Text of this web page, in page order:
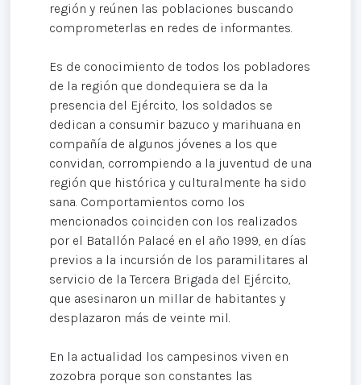
región y reúnen las poblaciones buscando
comprometerlas en redes de informantes.
Es de conocimiento de todos los pobladores
de la región que dondequiera se da la
presencia del Ejército, los soldados se
dedican a consumir bazuco y marihuana en
compañía de algunos jóvenes a los que
convidan, corrompiendo a la juventud de una
región que histórica y culturalmente ha sido
sana. Comportamientos como los
mencionados coinciden con los realizados
por el Batallón Palacé en el año 1999, en días
previos a la incursión de los paramilitares al
servicio de la Tercera Brigada del Ejército,
que asesinaron un millar de habitantes y
desplazaron más de veinte mil.
En la actualidad los campesinos viven en
zozobra porque son constantes las